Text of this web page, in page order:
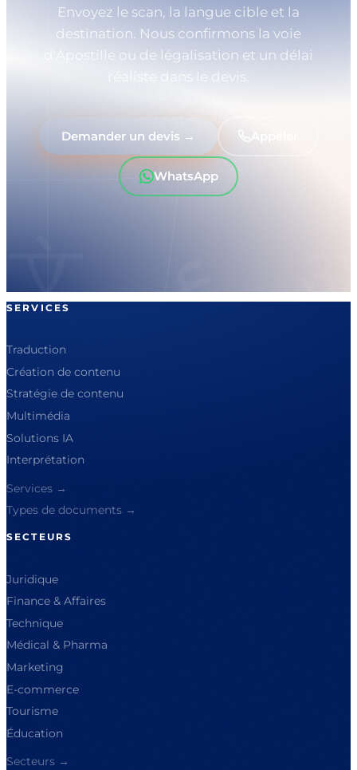
Envoyez le scan, la langue cible et la
destination. Nous confirmons la voie
d'Apostille ou de légalisation et un délai
réaliste dans le devis.
Demander un devis → Appeler
WhatsApp
SERVICES
Traduction
Création de contenu
Stratégie de contenu
Multimédia
Solutions IA
Interprétation
Services →
Types de documents →
SECTEURS
Juridique
Finance & Affaires
Technique
Médical & Pharma
Marketing
E-commerce
Tourisme
Éducation
Secteurs →